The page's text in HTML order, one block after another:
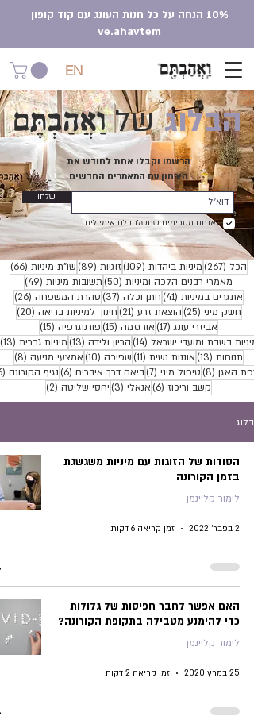
10% הנחה על כל חנות העונג עם קוד קופון
ve.ahavtem
EN
הבלוגשלוַאֲהַבְתֶּם
הרשמו וקבלו אחת לחודש את
הירחון עם המאמרים החדשים
שלחו
אנחנו מסכימים שתשלחו לנו אימיילים
הכל (267) 267 פוסטים
מיניות ביהדות (109) 109 פוסטים
זוגיות (89) 89 פוסטים
שו"ת מיניות (66)
66 פוסטים
מאמרי רבנים הלכה ומיניות (50) 50 פוסטים
תשובות מיניות (49)
49 פוסטים
אתגרים במיניות (41) 41 פוסטיםחתן וכלה (37) 37 פוסטים
טהרת המשפחה (26)
26 פוסטים
חשק מיני (25) 25 פוסטים
הוצאת זרע (21) 21 פוסטיםחינוך למיניות בריאה (20)
20 פוסטים
אביזרי עונג (17) 17 פוסטיםאורגזמה (15) 15 פוסטיםפורנוגרפיה (15)
15 פוסטים
מיניות בשבת ומועדי ישראל (14) 14 פוסטיםהריון ולידה (13) 13 פוסטים
מיניות גברית (13)
תנוחות (13) 13 פוסטיםאוננות נשית (11) 11 פוסטיםשפיכה (10) 10 פוסטיםאמצעי מניעה (8)
8 פוסטים
האגן (8) 8 פוסטיםטיפול מיני (7) 7 פוסטיםביאה דרך איברים (6) 6 פוסטיםנגיף הקורונה (6)
קשב וריכוז (6) 6 פוסטיםאנאלי (3) 3 פוסטיםיחסי שליטה (2) 2 פוסטים
בלוג
הסודות של הזוגות עם מיניות משגשגת
בזמן הקורונה
לימור קליינמן
2 בפבר׳ 2022 זמן קריאה 6 דקות
האם אפשר לחבר חפיסות של גלולות
כדי להימנע מטבילה בתקופת הקורונה?
לימור קליינמן
25 במרץ 2020 זמן קריאה 2 דקות